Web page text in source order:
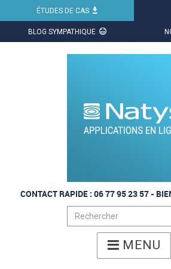
ÉTUDES DE CAS
BLOG SYMPATHIQUE
CONTACT RAPIDE : 06 77 95 23 57 -
MENU